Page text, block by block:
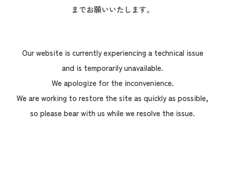
までお願いいたします。
Our website is currently experiencing a technical issue
and is temporarily unavailable.
We apologize for the inconvenience.
We are working to restore the site as quickly as possible,
so please bear with us while we resolve the issue.